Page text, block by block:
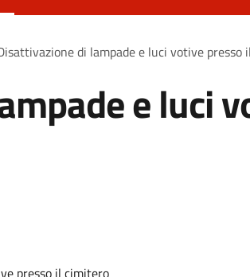
di lampade e luci votive presso
e luci
presso il cimitero